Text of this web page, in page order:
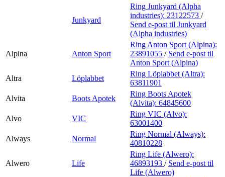
Junkyard
Ring Junkyard (Alpha
industries): 23122573 /
Send e-post til Junkyard
(Alpha industries)
Alpina Anton Sport
Ring Anton Sport (Alpina):
23891055 / Send e-post til
Anton Sport (Alpina)
Altra
Löplabbet
Ring Löplabbet (Altra):
63811901
Alvita
Boots Apotek
Ring Boots Apotek
(Alvita): 64845600
Alvo
VIC
Ring VIC (Alvo):
63001400
Always
Normal
Ring Normal (Always):
40810228
Alwero Life
Ring Life (Alwero):
46893193 / Send e-post til
Life (Alwero)